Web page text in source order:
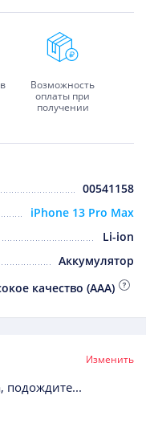
00541158
iPhone 13 Pro Max
Li-ion
Аккумулятор
качество (AAA)
Изменить
подождите...
Возможность
оплаты при
получении